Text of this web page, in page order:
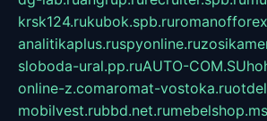
krsk124.rukubok.spb.ru
analitikaplus.ruspyonline.ru
sloboda-ural.pp.ruAUTO-COM.SU
online-z.comaromat-vostoka.ru
mobilvest.rubbd.net.ru